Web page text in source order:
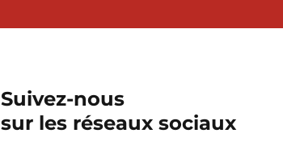
Suivez-nous
sur les réseaux sociaux